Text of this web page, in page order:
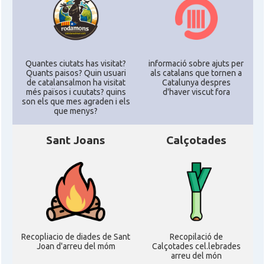
Quantes ciutats has visitat?
Quants paisos? Quin usuari
de catalansalmon ha visitat
més països i cuutats? quins
son els que mes agraden i els
que menys?
informació sobre ajuts per
als catalans que tornen a
Catalunya despres
d'haver viscut fora
Sant Joans
Recopliacio de diades de Sant
Joan d'arreu del móm
Calçotades
Recopilació de
Calçotades cel.lebrades
arreu del món